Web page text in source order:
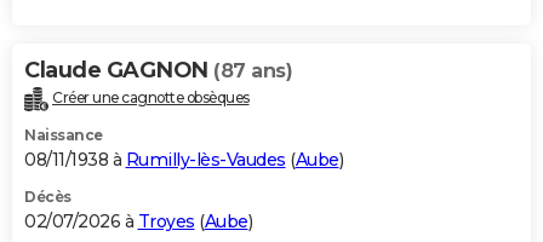
Carte de Noël
Carte Bonne année
Carte Saint-Valentin
Carte Pâques
Carte d'anniversaire
DICTIONNAIRE
Dictionnaire
Biographies
Citations
Expressions
Proverbes
PROGRAMME TV
S'inscrire
Se connecter
Lycées
Collèges
Primaires
Universités
Entreprises
Service militaire
Avis de recherche
AVIS DE DÉCÈS
Claude GAGNON (87 ans)
Créer une cagnotte obsèques
Naissance
08/11/1938 à Rumilly-lès-Vaudes (Aube)
Décès
02/07/2026 à Troyes (Aube)